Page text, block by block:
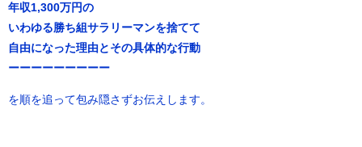
年収1,300万円の
いわゆる勝ち組サラリーマンを捨てて
自由になった理由とその具体的な行動
ーーーーーーーーー
を順を追って包み隠さずお伝えします。